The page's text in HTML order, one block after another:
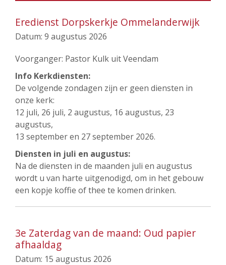
Eredienst Dorpskerkje Ommelanderwijk
Datum: 9 augustus 2026
Voorganger: Pastor Kulk uit Veendam
Info Kerkdiensten:
De volgende zondagen zijn er geen diensten in
onze kerk:
12 juli, 26 juli, 2 augustus, 16 augustus, 23
augustus,
13 september en 27 september 2026.
Diensten in juli en augustus:
Na de diensten in de maanden juli en augustus
wordt u van harte uitgenodigd, om in het gebouw
een kopje koffie of thee te komen drinken.
3e Zaterdag van de maand: Oud papier
afhaaldag
Datum: 15 augustus 2026